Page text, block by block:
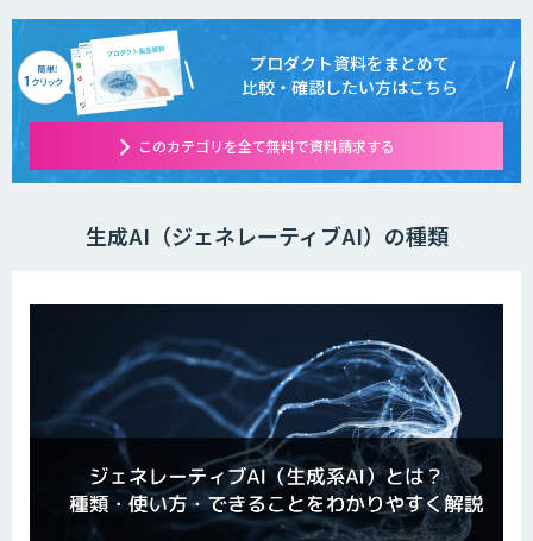
プロダクト資料をまとめて
比較・確認したい方はこちら
このカテゴリを全て無料で資料請求する
生成AI（ジェネレーティブAI）の種類